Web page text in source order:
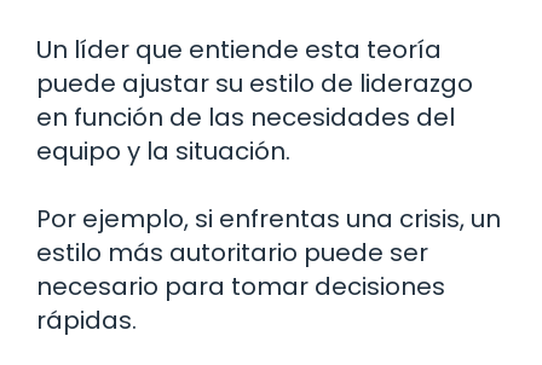
Un líder que entiende esta teoría
puede ajustar su estilo de liderazgo
en función de las necesidades del
equipo y la situación.
Por ejemplo, si enfrentas una crisis, un
estilo más autoritario puede ser
necesario para tomar decisiones
rápidas.